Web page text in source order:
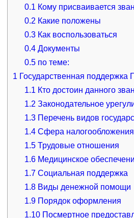
0.1 Кому присваивается
0.2 Какие положены
0.3 Как воспользоваться
0.4 Документы
0.5 по теме:
1 Государственная поддержка
1.1 Кто достоин данного
1.2 Законодательное
1.3 Перечень видов
1.4 Сфера налогообложения
1.5 Трудовые отношения
1.6 Медицинское
1.7 Социальная поддержка
1.8 Виды денежной помощи
1.9 Порядок оформления
1.10 Посмертное